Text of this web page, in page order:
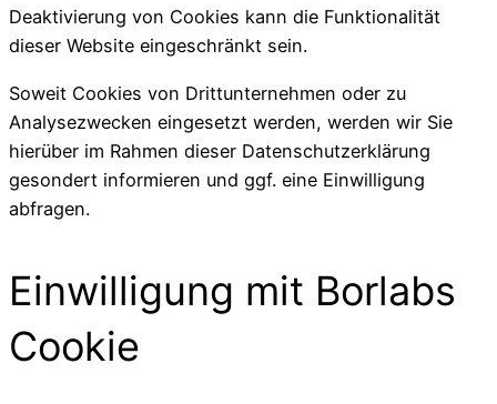
Deaktivierung von Cookies kann die Funktionalität
dieser Website eingeschränkt sein.
Soweit Cookies von Drittunternehmen oder zu
Analysezwecken eingesetzt werden, werden wir Sie
hierüber im Rahmen dieser Datenschutzerklärung
gesondert informieren und ggf. eine Einwilligung
abfragen.
Einwilligung mit Borlabs
Cookie